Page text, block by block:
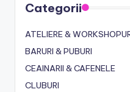
Categorii
ATELIERE &
BARURI & PUBURI
CEAINARII & CAFENELE
CLUBURI